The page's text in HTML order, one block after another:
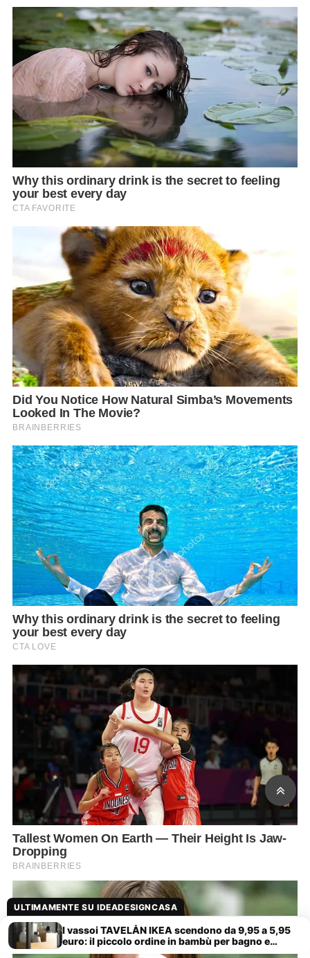
ULTIMAMENTE SU IDEADESIGNCASA
I vassoi TAVELÅN IKEA scendono da 9,95 a 5,95
euro: il piccolo ordine in bambù per bagno e
cucina